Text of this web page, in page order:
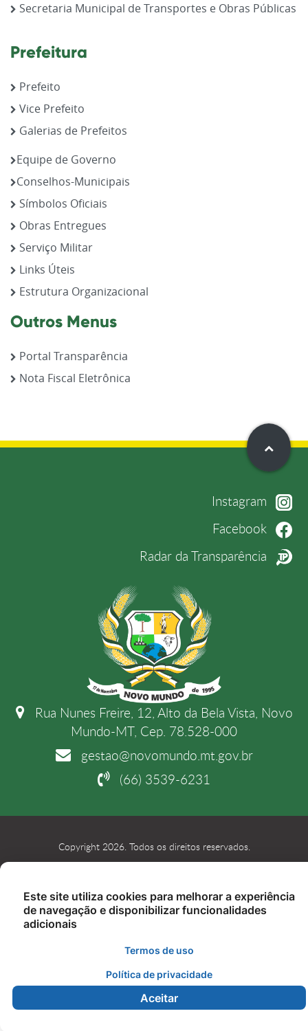
Secretaria Municipal de Transportes e Obras Públicas
Prefeitura
Prefeito
Vice Prefeito
Galerias de Prefeitos
Equipe de Governo
Conselhos-Municipais
Símbolos Oficiais
Obras Entregues
Serviço Militar
Links Úteis
Estrutura Organizacional
Outros Menus
Portal Transparência
Nota Fiscal Eletrônica
Instagram
Facebook
Radar da Transparência
Rua Nunes Freire, 12, Alto da Bela Vista, Novo
Mundo-MT, Cep. 78.528-000
gestao@novomundo.mt.gov.br
(66) 3539-6231
Copyright 2026. Todos os direitos reservados.
Este site utiliza cookies para melhorar a experiência
de navegação e disponibilizar funcionalidades
adicionais
Termos de uso
Política de privacidade
Aceitar